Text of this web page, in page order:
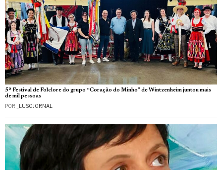
5º Festival de Folclore do grupo “Coração do Minho” de Wintzenheim juntou mais
de mil pessoas
POR _LUSOJORNAL